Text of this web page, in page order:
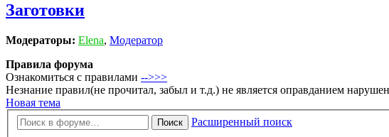
Заготовки
Модераторы: Elena, Модератор
Правила форума
Ознакомиться с правилами -->>>
Незнание правил(не прочитал, забыл и т.д.) не является оправданием
Новая тема
Поиск
Расширенный поиск